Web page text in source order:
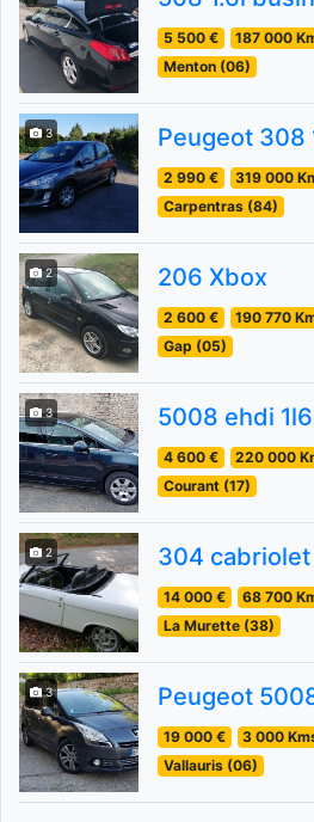
5 500 € 187 000
Menton (06)
3 Peugeot 308
2 990 € 319 000
Carpentras (84)
2 206 Xbox
2 600 € 190 770
Gap (05)
3 5008 ehdi 1l6
4 600 € 220 000
Courant (17)
2 304 cabriolet
14 000 € 68 700
La Murette (38)
3 Peugeot
19 000 € 3 000
Vallauris (06)